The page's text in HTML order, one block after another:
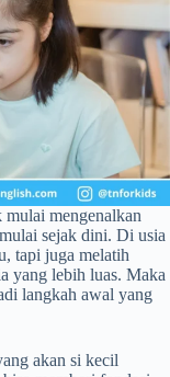
mengenalkan
sejak dini. Di usia
tapi juga melatih
yang lebih luas. Maka
langkah awal yang
akan si kecil